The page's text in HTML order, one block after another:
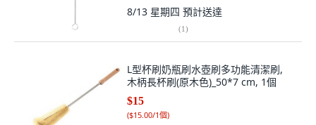
8/13 星期四 預計送達
(1)
L型杯刷奶瓶刷水壺刷多功能清潔刷,
木柄長杯刷(原木色)_50*7 cm, 1個
$15
($15.00/1個)